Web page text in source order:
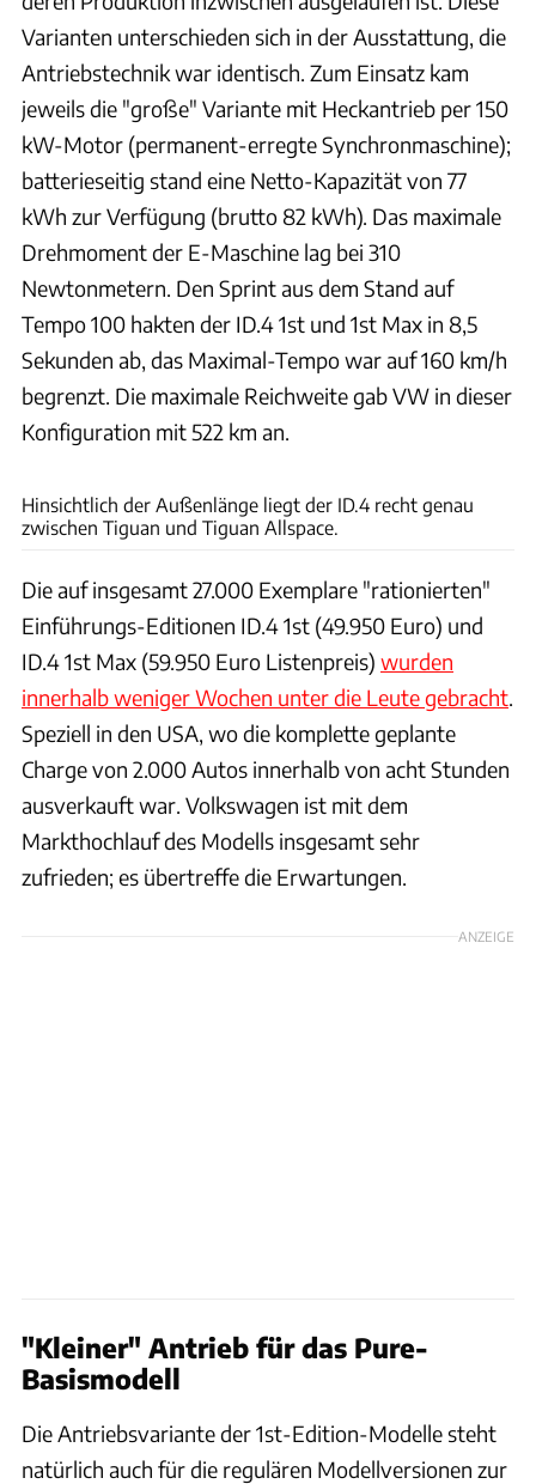
Varianten unterschieden sich in der Ausstattung, die
Antriebstechnik war identisch. Zum Einsatz kam
jeweils die "große" Variante mit Heckantrieb per 150
kW-Motor (permanent-erregte Synchronmaschine);
batterieseitig stand eine Netto-Kapazität von 77
kWh zur Verfügung (brutto 82 kWh). Das maximale
Drehmoment der E-Maschine lag bei 310
Newtonmetern. Den Sprint aus dem Stand auf
Tempo 100 hakten der ID.4 1st und 1st Max in 8,5
Sekunden ab, das Maximal-Tempo war auf 160 km/h
begrenzt. Die maximale Reichweite gab VW in dieser
Konfiguration mit 522 km an.
Hinsichtlich der Außenlänge liegt der ID.4 recht genau
zwischen Tiguan und Tiguan Allspace.
Die auf insgesamt 27.000 Exemplare "rationierten"
Einführungs-Editionen ID.4 1st (49.950 Euro) und
ID.4 1st Max (59.950 Euro Listenpreis) wurden
innerhalb weniger Wochen unter die Leute gebracht.
Speziell in den USA, wo die komplette geplante
Charge von 2.000 Autos innerhalb von acht Stunden
ausverkauft war. Volkswagen ist mit dem
Markthochlauf des Modells insgesamt sehr
zufrieden; es übertreffe die Erwartungen.
ANZEIGE
"Kleiner" Antrieb für das Pure-
Basismodell
Die Antriebsvariante der 1st-Edition-Modelle steht
natürlich auch für die regulären Modellversionen zur